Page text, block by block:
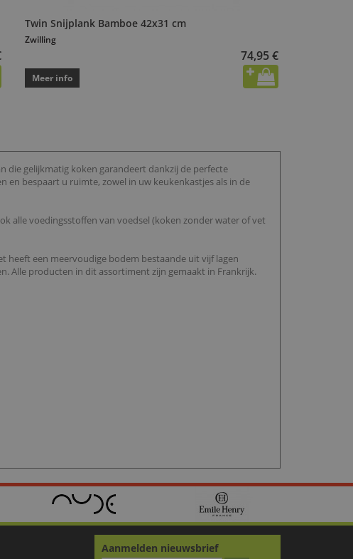
Twin Snijplank Bamboe 42x31 cm
Zwilling
74,95 €
Meer info
die gelijkmatig koken garandeert dankzij de perfecte
bespaart u ruimte, zowel in uw keukenkastjes als in de
alle voedingsstoffen van voedsel (koken zonder water of vet
heeft een meervoudige bodem bestaande uit vijf lagen
Alle producten in dit assortiment zijn gemaakt in Frankrijk.
Aanmelden nieuwsbrief